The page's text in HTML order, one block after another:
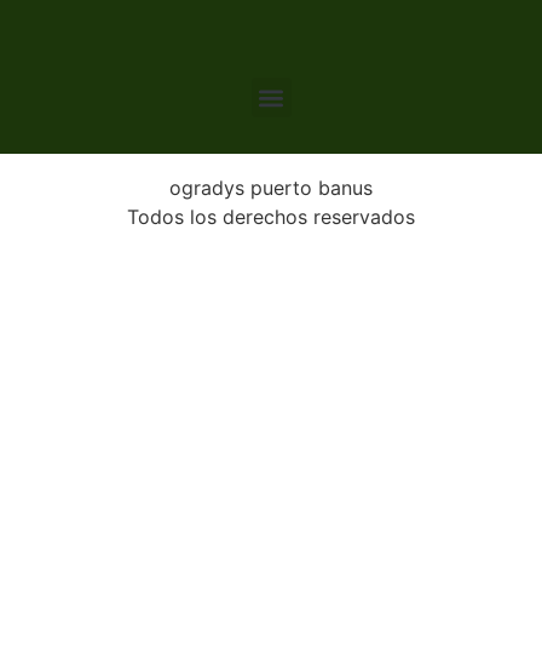
ogradys puerto banus
Todos los derechos reservados